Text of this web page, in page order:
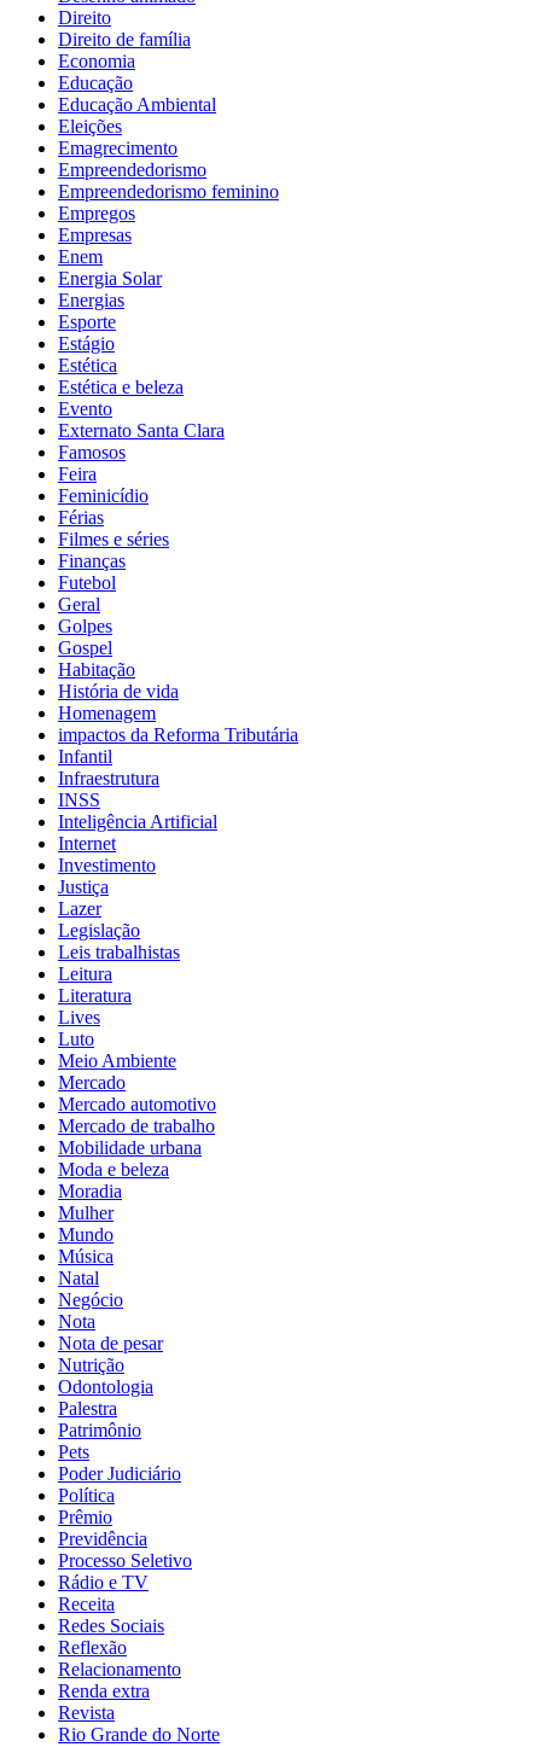
Direito
Direito de família
Economia
Educação
Educação Ambiental
Eleições
Emagrecimento
Empreendedorismo
Empreendedorismo feminino
Empregos
Empresas
Enem
Energia Solar
Energias
Esporte
Estágio
Estética
Estética e beleza
Evento
Externato Santa Clara
Famosos
Feira
Feminicídio
Férias
Filmes e séries
Finanças
Futebol
Geral
Golpes
Gospel
Habitação
História de vida
Homenagem
impactos da Reforma Tributária
Infantil
Infraestrutura
INSS
Inteligência Artificial
Internet
Investimento
Justiça
Lazer
Legislação
Leis trabalhistas
Leitura
Literatura
Lives
Luto
Meio Ambiente
Mercado
Mercado automotivo
Mercado de trabalho
Mobilidade urbana
Moda e beleza
Moradia
Mulher
Mundo
Música
Natal
Negócio
Nota
Nota de pesar
Nutrição
Odontologia
Palestra
Patrimônio
Pets
Poder Judiciário
Política
Prêmio
Previdência
Processo Seletivo
Rádio e TV
Receita
Redes Sociais
Reflexão
Relacionamento
Renda extra
Revista
Rio Grande do Norte